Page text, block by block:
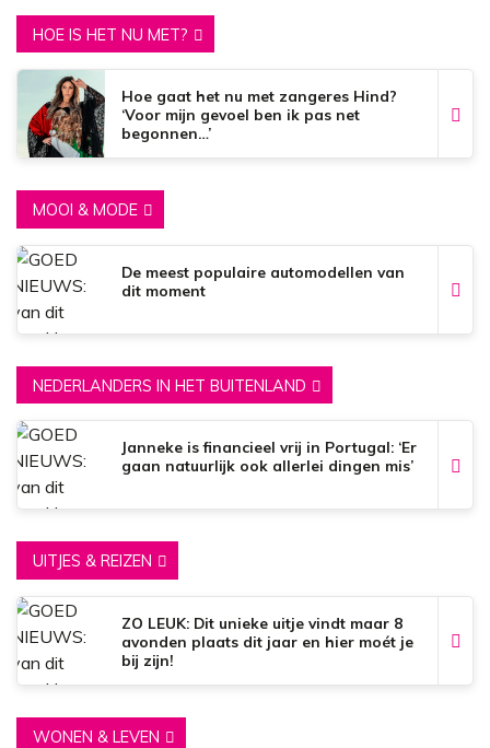
HOE IS HET NU MET?
Hoe gaat het nu met zangeres Hind?
‘Voor mijn gevoel ben ik pas net
begonnen…’
MOOI & MODE
De meest populaire automodellen van
dit moment
NEDERLANDERS IN HET BUITENLAND
Janneke is financieel vrij in Portugal: ‘Er
gaan natuurlijk ook allerlei dingen mis’
UITJES & REIZEN
ZO LEUK: Dit unieke uitje vindt maar 8
avonden plaats dit jaar en hier moét je
bij zijn!
WONEN & LEVEN